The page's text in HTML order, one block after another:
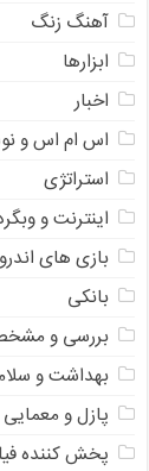
آهنگ زنگ
ابزارها
اخبار
اس ام اس و
استراتژی
اینترنت و
بازی های
بانکی
بررسی و
بهداشت و
پازل و معمایی
پخش کننده